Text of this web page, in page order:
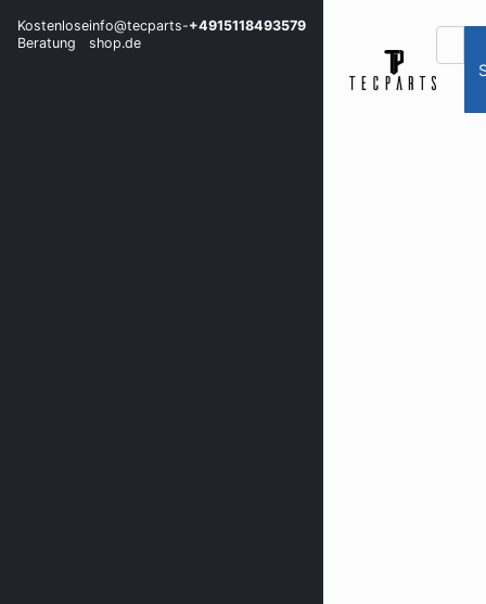
Kostenlose
Beratung
info@tecparts-
shop.de
+4915118493579